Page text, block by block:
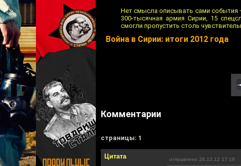
Нет смысла описывать сами события
300-тысячная армия Сирии, 15
смогли пропустить столь
Война в Сирии: итоги 2012 года
Комментарии
cтраницы: 1
Цитата отправлено 26.12.12 17:18